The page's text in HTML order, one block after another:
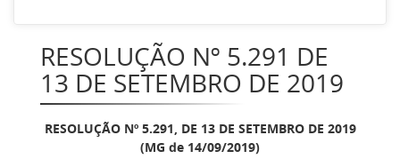
RESOLUÇÃO Nº 5.291 DE
13 DE SETEMBRO DE 2019
RESOLUÇÃO Nº 5.291, DE 13 DE SETEMBRO DE 2019
(MG de 14/09/2019)